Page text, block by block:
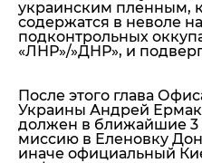
украинским пленным,
содержатся в неволе
подконтрольных
«ЛНР»/»ДНР», и
После этого глава
Украины Андрей
должен в ближайшие 3
миссию в Еленовку
иначе официальный